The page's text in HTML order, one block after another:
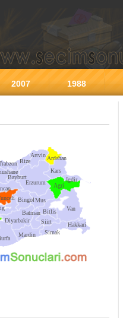
2007 1988
Rize
Erzurum
Artvin
Kars
Agri
Diyarbakir
Mardin
Siirt
Bitlis
BingolMus
Van
Hakkari
Bayburt
Ardahan
Igdir
Batman
Sirnak